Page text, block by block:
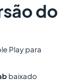
do
Play para
baixado